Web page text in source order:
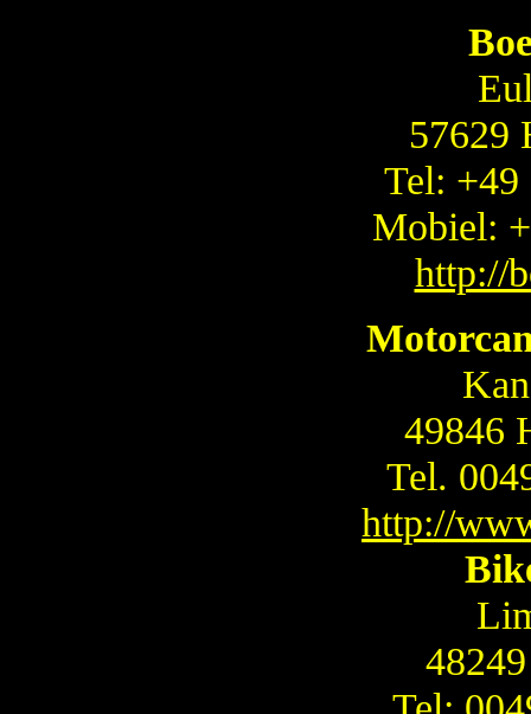
57629
Tel: +49
Mobiel:
http://
49846
Tel.
http://